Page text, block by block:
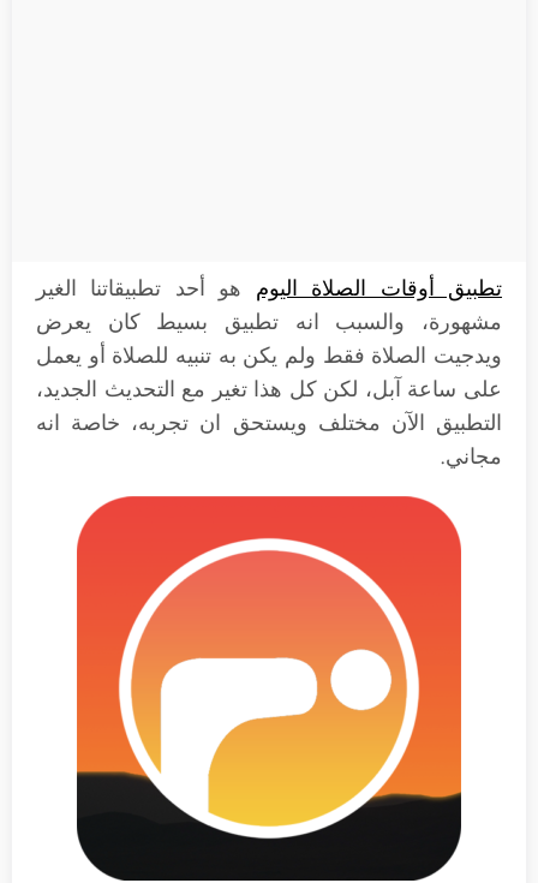
تطبيق أوقات الصلاة اليوم هو أحد تطبيقاتنا الغير
مشهورة، والسبب انه تطبيق بسيط كان يعرض
ويدجيت الصلاة فقط ولم يكن به تنبيه للصلاة أو يعمل
على ساعة آبل، لكن كل هذا تغير مع التحديث الجديد،
التطبيق الآن مختلف ويستحق ان تجربه، خاصة انه
مجاني.